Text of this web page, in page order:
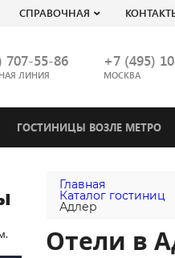
СПРАВОЧНАЯ
707-55-86
ЛИНИЯ
+7 (495)
МОСКВА
ГОСТИНИЦЫ ВОЗЛЕ МЕТРО
Главная
Каталог гостиниц
Адлер
Отели в